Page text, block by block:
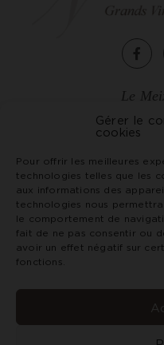
Gérer le
cookies
Pour offrir les meilleures
technologies telles que les
aux informations des
technologies nous
le comportement de
fait de ne pas consentir ou
avoir un effet négatif sur
fonctions.
Le
2,
71150
Tél. +33
avec modération.
alcoolisées aux